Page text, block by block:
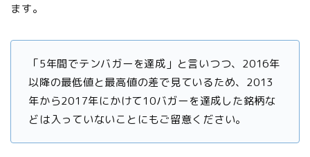
ます。
「5年間でテンバガーを達成」と言いつつ、2016年
以降の最低値と最高値の差で見ているため、2013
年から2017年にかけて10バガーを達成した銘柄な
どは入っていないことにもご留意ください。